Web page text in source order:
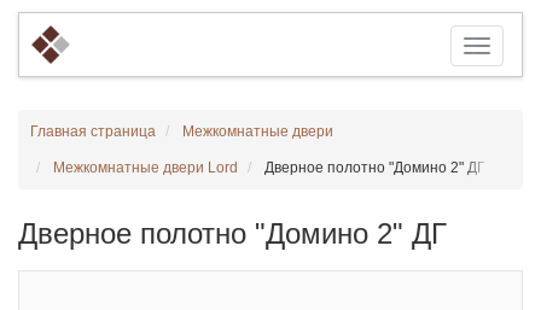
Главная страница Межкомнатные двери
Межкомнатные двери Lord Дверное полотно "Домино 2" ДГ
Дверное полотно "Домино 2" ДГ